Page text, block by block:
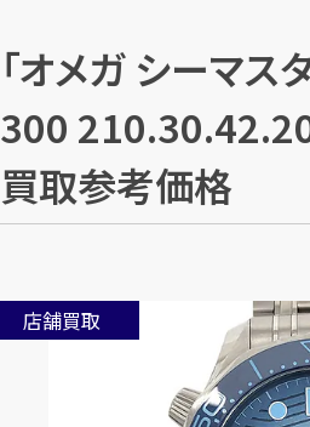
「オメガ シーマス
300
買取参考価格
店舗買取